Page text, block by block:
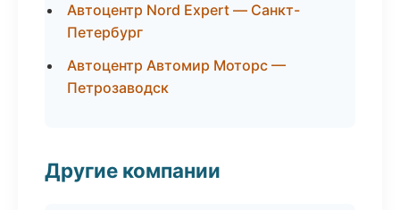
Автоцентр Nord Expert — Санкт-
Петербург
Автоцентр Автомир Моторс —
Петрозаводск
Другие компании